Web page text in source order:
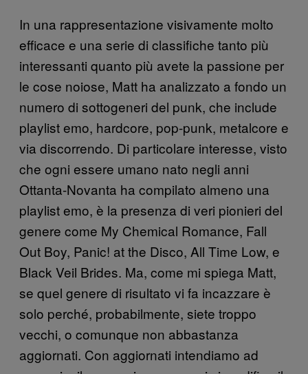
In una rappresentazione visivamente molto
efficace e una serie di classifiche tanto più
interessanti quanto più avete la passione per
le cose noiose, Matt ha analizzato a fondo un
numero di sottogeneri del punk, che include
playlist emo, hardcore, pop-punk, metalcore e
via discorrendo. Di particolare interesse, visto
che ogni essere umano nato negli anni
Ottanta-Novanta ha compilato almeno una
playlist emo, è la presenza di veri pionieri del
genere come My Chemical Romance, Fall
Out Boy, Panic! at the Disco, All Time Low, e
Black Veil Brides. Ma, come mi spiega Matt,
se quel genere di risultato vi fa incazzare è
solo perché, probabilmente, siete troppo
vecchi, o comunque non abbastanza
aggiornati. Con aggiornati intendiamo ad